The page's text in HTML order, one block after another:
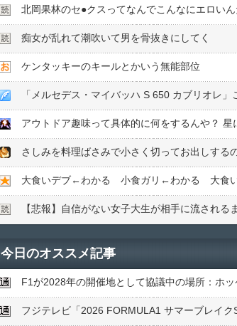
北岡果林のセ●︎クスってなんでこんなにエロいん
痴女が乱れて潮吹いて男を骨抜きにしてく
ケンタッキーのキールとかいう無能部位
「メルセデス・マイバッハ S 650 カブリオレ
アウトドア趣味って具体的に何をするんや？ 星
さしみを料理ばさみで小さく切ってお出しする
大食いデブ←わかる 小食ガリ←わかる 大食
【悲報】自信がない女子大生が相手に流される
今日のオススメ記事
F1が2028年の開催地として協議中の場所：ホ
フジテレビ「2026 FORMULA1 サマーブレイ